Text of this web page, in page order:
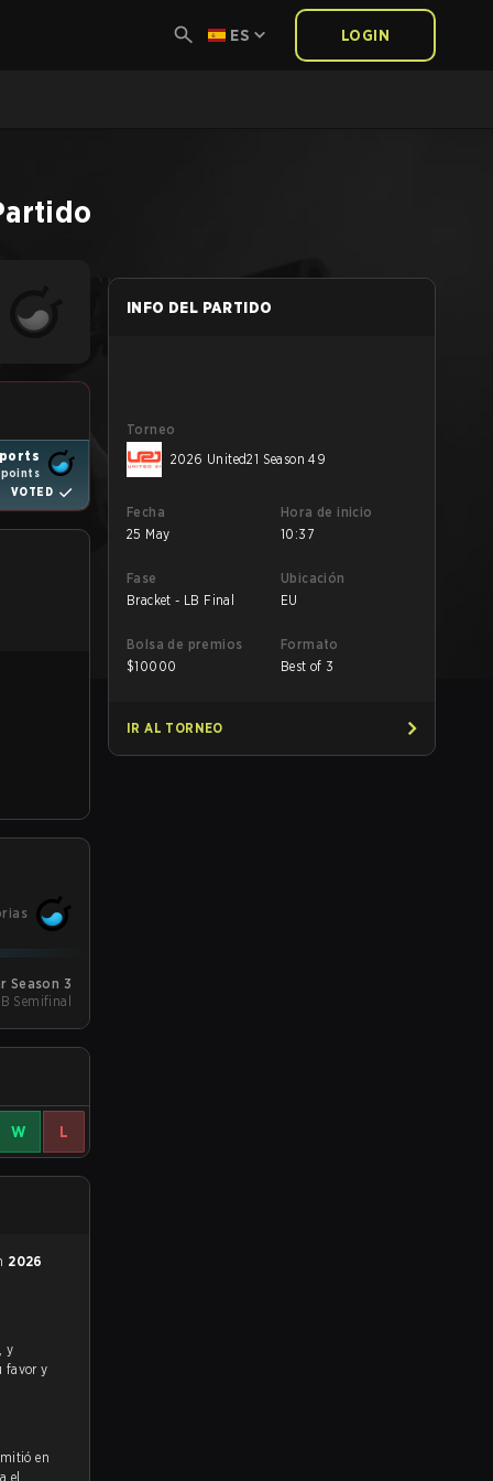
ES LOGIN
points
VOTED
Season 3
Semifinal
W L
2026
favor y
en
el
INFO DEL PARTIDO
Torneo
2026 United21 Season 49
Fecha
25 May
Hora de inicio
10:37
Fase
Bracket - LB Final
Ubicación
EU
Bolsa de premios
$10000
Formato
Best of 3
IR AL TORNEO